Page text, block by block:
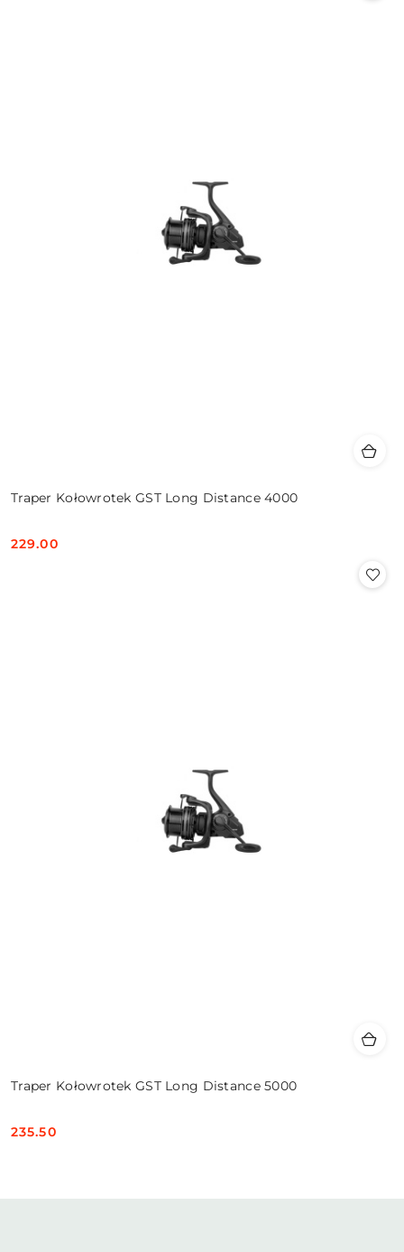
Traper Kołowrotek GST Long Distance 4000
Cena:
229.00
Traper Kołowrotek GST Long Distance 5000
Cena:
235.50